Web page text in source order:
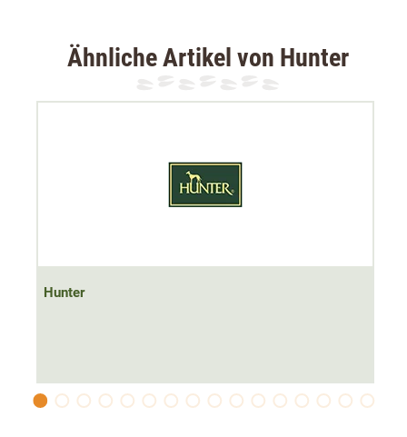
L = 21 x 4 cm
Ähnliche Artikel von Hunter
Hunter